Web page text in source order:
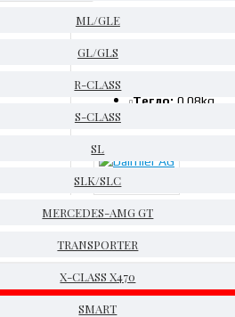
ML/GLE
GL/GLS
R-CLASS
S-CLASS
SL
SLK/SLC
MERCEDES-AMG GT
TRANSPORTER
X-CLASS X470
SMART
Тегло: 0.08kg
Daimler AG